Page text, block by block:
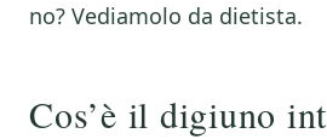
no? Vediamolo da dietista.
Cos’è il digiuno